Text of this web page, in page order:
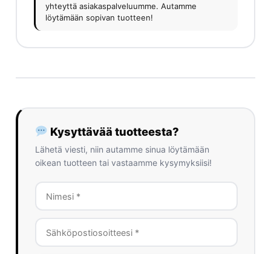
yhteyttä asiakaspalveluumme. Autamme
löytämään sopivan tuotteen!
Kysyttävää tuotteesta?
Lähetä viesti, niin autamme sinua löytämään
oikean tuotteen tai vastaamme kysymyksiisi!